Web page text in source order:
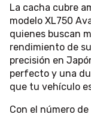
La cacha cubre
modelo XL750
quienes buscan
rendimiento de
precisión en
perfecto y una
que tu vehículo
Con el número